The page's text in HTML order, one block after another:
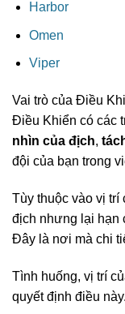
Harbor
Omen
Viper
Vai trò của Điều
Điều Khiển có các
nhìn của địch,
đội của bạn trong
Tùy thuộc vào vị trí
địch nhưng lại hạn
Đây là nơi mà chi
Tình huống, vị trí
quyết định điều